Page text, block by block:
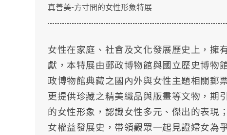
真善美-方寸間的女性形象特展
女性在家庭、社會及文化發展歷史上，擁
獻，本特展由郵政博物館與國立歷史博物
政博物館典藏之國內外與女性主題相關郵
更提供珍藏之精美織品與版畫等文物，期
的女性形象，認識女性多元、傑出的表現
女權益發展史，帶領觀眾一起見證婦女為